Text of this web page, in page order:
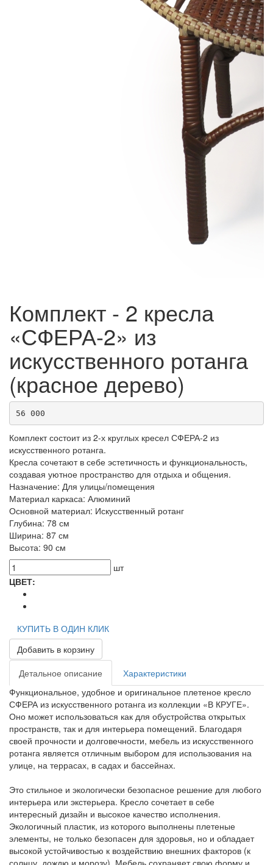
Комплект - 2 кресла
«СФЕРА-2» из
искусственного ротанга
(красное дерево)
56 000
Комплект состоит из 2-х круглых кресел СФЕРА-2 из
искусственного ротанга.
Кресла сочетают в себе эстетичность и функциональность,
создавая уютное пространство для отдыха и общения.
Назначение: Для улицы/помещения
Материал каркаса: Алюминий
Основной материал: Искусственный ротанг
Глубина: 78 см
Ширина: 87 см
Высота: 90 см
шт
ЦВЕТ:
КУПИТЬ В ОДИН КЛИК
Добавить в корзину
Детальное описание
Характеристики
Функциональное, удобное и оригинальное плетеное кресло
СФЕРА из искусственного ротанга из коллекции «В КРУГЕ».
Оно может использоваться как для обустройства открытых
пространств, так и для интерьера помещений. Благодаря
своей прочности и долговечности, мебель из искусственного
ротанга является отличным выбором для использования на
улице, на террасах, в садах и бассейнах.
Это стильное и экологически безопасное решение для любого
интерьера или экстерьера. Кресло сочетает в себе
интересный дизайн и высокое качество исполнения.
Экологичный пластик, из которого выполнены плетеные
элементы, не только безопасен для здоровья, но и обладает
высокой устойчивостью к воздействию внешних факторов (к